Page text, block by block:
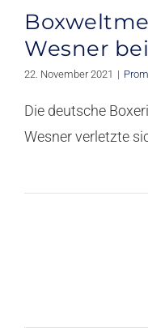
Orthobiologie
Wissen & Forschung
Kontakt
Wesner
22. November 2021 |
Die deutsche
Wesner verletzte